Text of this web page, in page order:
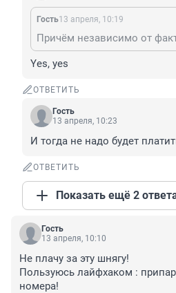
Гость13 апреля, 10:19
Причём независимо от
Yes, yes
ОТВЕТИТЬ
Гость
13 апреля, 10:23
И тогда не надо будет
ОТВЕТИТЬ
Показать ещё 2
Гость
13 апреля, 10:10
Не плачу за эту шнягу!
Пользуюсь лайфхаком :
номера!